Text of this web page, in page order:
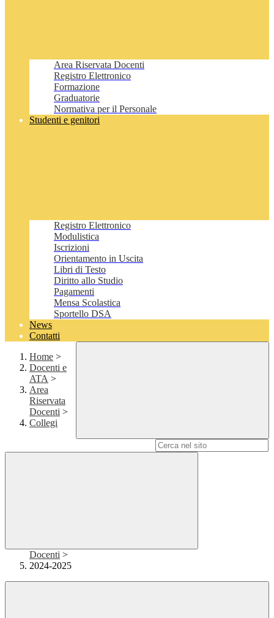
Area Riservata Docenti
Registro Elettronico
Formazione
Graduatorie
Normativa per il Personale
Studenti e genitori
Registro Elettronico
Modulistica
Iscrizioni
Orientamento in Uscita
Libri di Testo
Diritto allo Studio
Pagamenti
Mensa Scolastica
Sportello DSA
News
Contatti
Home >
Docenti e
ATA >
Area
Riservata
Docenti >
Collegi
Docenti >
2024-2025